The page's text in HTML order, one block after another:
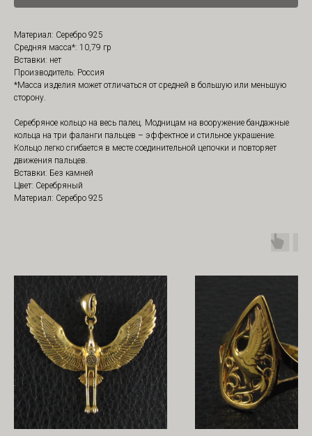
Материал: Серебро 925
Средняя масса*: 10,79 гр
Вставки: нет
Производитель: Россия
*Масса изделия может отличаться от средней в большую или меньшую
сторону.
Серебряное кольцо на весь палец. Модницам на вооружение бандажные
кольца на три фаланги пальцев – эффектное и стильное украшение.
Кольцо легко сгибается в месте соединительной цепочки и повторяет
движения пальцев.
Вставки: Без камней
Цвет: Серебряный
Материал: Серебро 925